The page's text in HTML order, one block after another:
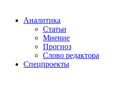
Аналитика
Статьи
Мнение
Прогноз
Cлово редактора
Спецпроекты